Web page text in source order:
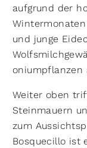
aufgrund der
und junge
oniumpflanzen
Weiter oben
Steinmauern
zum
Bosquecillo ist